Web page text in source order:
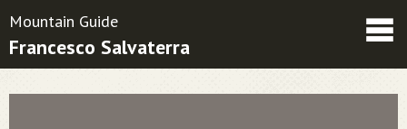
Friends
Mountain Guide
Francesco Salvaterra